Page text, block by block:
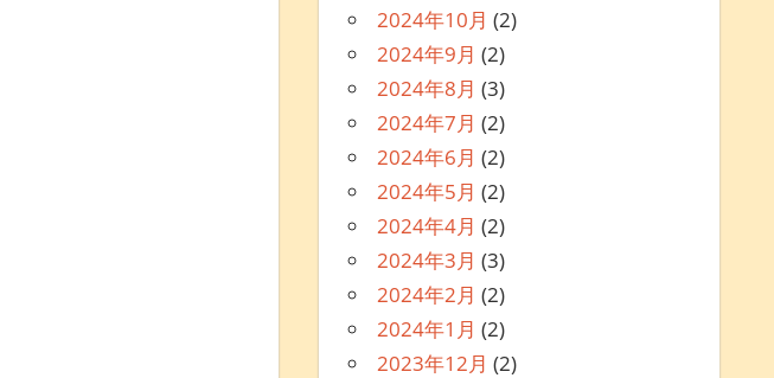
2024年10月 (2)
2024年9月 (2)
2024年8月 (3)
2024年7月 (2)
2024年6月 (2)
2024年5月 (2)
2024年4月 (2)
2024年3月 (3)
2024年2月 (2)
2024年1月 (2)
2023年12月 (2)